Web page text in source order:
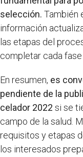
selección. También
información
las etapas del
completar cada
En resumen, es
pendiente de la
celador 2022 si se
campo de la salud.
requisitos y etapas
los interesados